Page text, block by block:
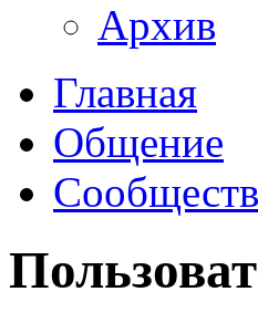
Архив
Главная
Общение